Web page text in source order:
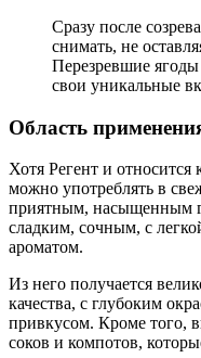
Сразу после
снимать, не
Перезревшие
свои уникальные
Область
Хотя Регент и относится
можно употреблять в
приятным, насыщенным
сладким, сочным, с
ароматом.
Из него получается
качества, с глубоким
привкусом. Кроме того,
соков и компотов,